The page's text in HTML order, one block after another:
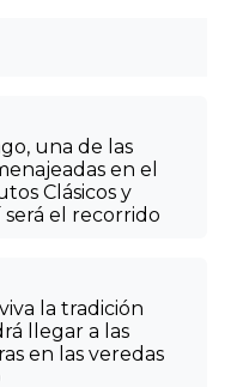
una de las
en el
Clásicos y
será el recorrido
la tradición
llegar a las
en las veredas